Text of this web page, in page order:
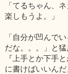
「てるちゃん、
楽しもうよ。」
「自分が凹んで
だな。。。」と猛
『上手とか下手
に書けばいいん